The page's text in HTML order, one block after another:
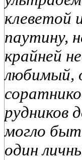
клеветой
паутину,
крайней
любимый,
рудников
могло
один